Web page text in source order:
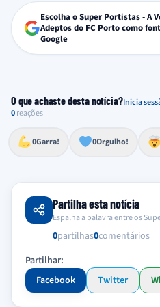
Escolha o Super Portistas - A
Adeptos do FC Porto como
Google
O que achaste desta notícia?Inicia
0reações
0Garra!
Esforço, determinação,
0Orgulho!
Lealdade, amor clubístico,
Impressionante, chocante, de
Reação de desespero, raiva,
Excelência, destaque, o melhor
Partilha esta notícia
Espalha a palavra entre os
0partilhas0comentários
Partilhar:
Facebook
Twitter